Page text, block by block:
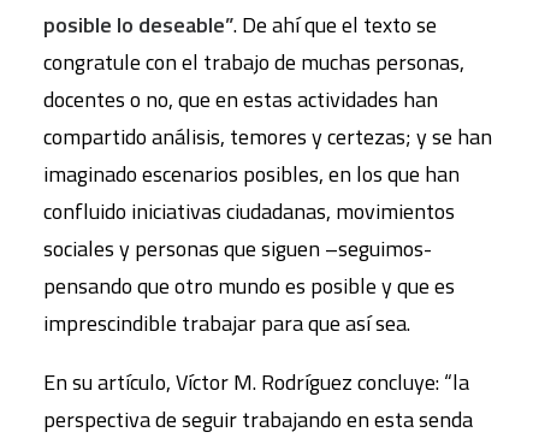
posible lo deseable”. De ahí que el texto se
congratule con el trabajo de muchas personas,
docentes o no, que en estas actividades han
compartido análisis, temores y certezas; y se han
imaginado escenarios posibles, en los que han
confluido iniciativas ciudadanas, movimientos
sociales y personas que siguen –seguimos-
pensando que otro mundo es posible y que es
imprescindible trabajar para que así sea.
En su artículo, Víctor M. Rodríguez concluye: “la
perspectiva de seguir trabajando en esta senda